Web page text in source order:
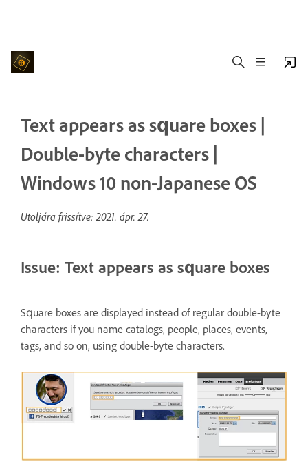
Text appears as square boxes |
Double-byte characters |
Windows 10 non-Japanese OS
Utoljára frissítve:2021. ápr. 27.
Issue: Text appears as square boxes
Square boxes are displayed instead of regular double-byte
characters if you name catalogs, people, places, events,
tags, and so on, using double-byte characters.